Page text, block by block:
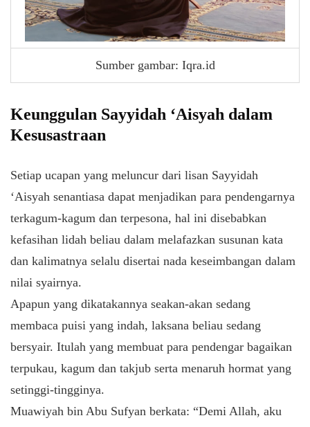
Sumber gambar: Iqra.id
Keunggulan Sayyidah ‘Aisyah dalam
Kesusastraan
Setiap ucapan yang meluncur dari lisan Sayyidah
‘Aisyah senantiasa dapat menjadikan para pendengarnya
terkagum-kagum dan terpesona, hal ini disebabkan
kefasihan lidah beliau dalam melafazkan susunan kata
dan kalimatnya selalu disertai nada keseimbangan dalam
nilai syairnya.
Apapun yang dikatakannya seakan-akan sedang
membaca puisi yang indah, laksana beliau sedang
bersyair. Itulah yang membuat para pendengar bagaikan
terpukau, kagum dan takjub serta menaruh hormat yang
setinggi-tingginya.
Muawiyah bin Abu Sufyan berkata: “Demi Allah, aku